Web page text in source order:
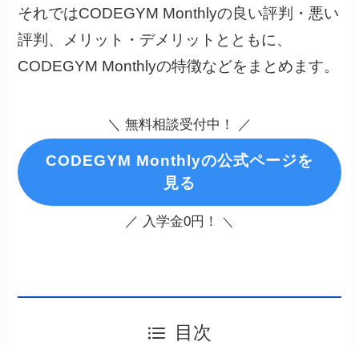
それではCODEGYM Monthlyの良い評判・悪い
評判、メリット・デメリットとともに、
CODEGYM Monthlyの特徴などをまとめます。
＼ 無料相談受付中！ ／
CODEGYM Monthlyの公式ページを
見る
／ 入学金0円！ ＼
目次